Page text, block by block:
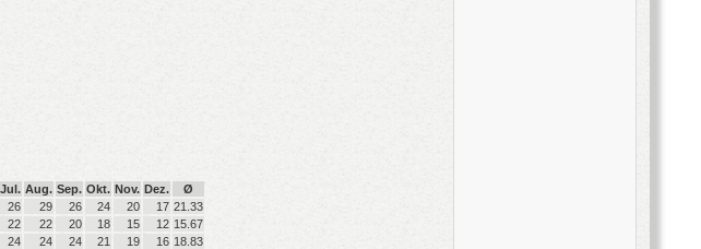
Jul. Aug. Sep. Okt. Nov. Dez.
Ø
26 29 26 24 20 17 21.33
22 22 20 18 15 12 15.67
24 24 24 21 19 16 18.83